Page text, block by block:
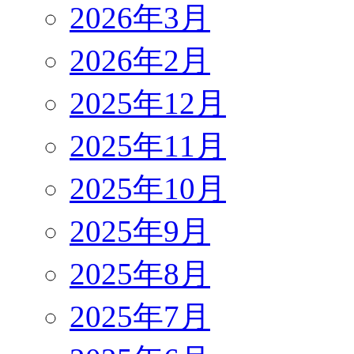
2026年3月
2026年2月
2025年12月
2025年11月
2025年10月
2025年9月
2025年8月
2025年7月